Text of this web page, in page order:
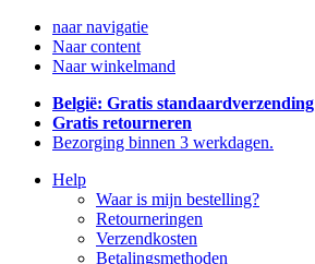
naar navigatie
Naar content
Naar winkelmand
België: Gratis standaardverzending
Gratis retourneren
Bezorging binnen 3 werkdagen.
Help
Waar is mijn bestelling?
Retourneringen
Verzendkosten
Betalingsmethoden